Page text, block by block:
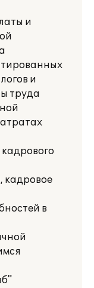
и
и
труда
кадровое
в